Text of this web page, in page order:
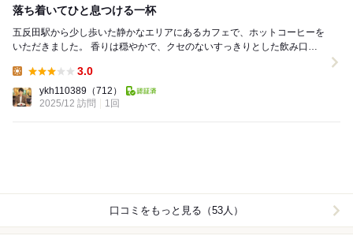
落ち着いてひと息つける一杯
五反田駅から少し歩いた静かなエリアにあるカフェで、ホットコーヒーを
いただきました。 香りは穏やかで、クセのないすっきりとした飲み口。
3.0
ykh110389 （712）
2025/12 訪問
1回
口コミをもっと見る（53人）